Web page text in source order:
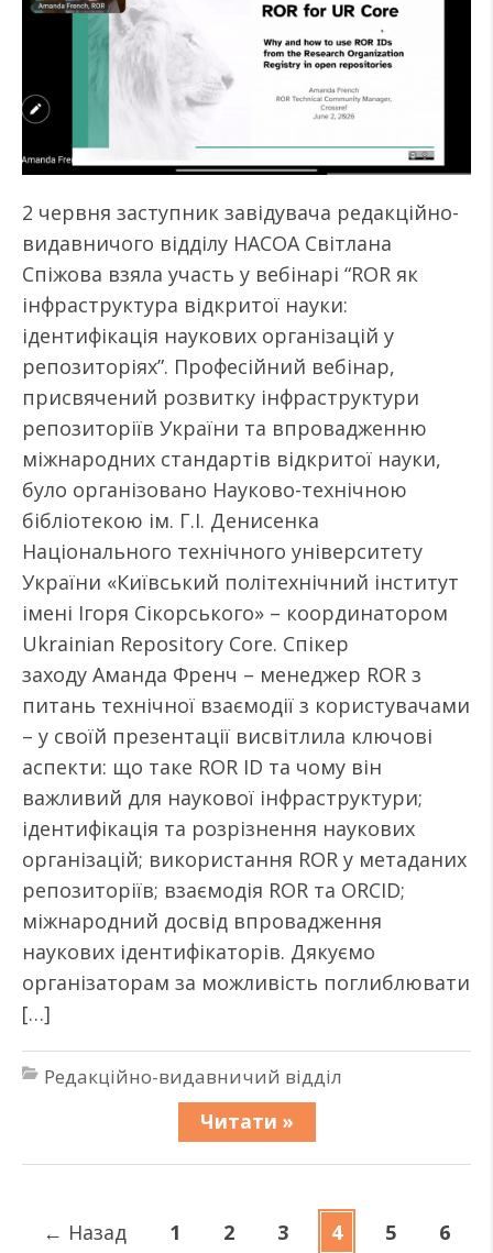
2 червня заступник завідувача редакційно-
видавничого відділу НАСОА Світлана
Спіжова взяла участь у вебінарі “ROR як
інфраструктура відкритої науки:
ідентифікація наукових організацій у
репозиторіях”. Професійний вебінар,
присвячений розвитку інфраструктури
репозиторіїв України та впровадженню
міжнародних стандартів відкритої науки,
було організовано Науково-технічною
бібліотекою ім. Г.І. Денисенка
Національного технічного університету
України «Київський політехнічний інститут
імені Ігоря Сікорського» – координатором
Ukrainian Repository Core. Спікер
заходу Аманда Френч – менеджер ROR з
питань технічної взаємодії з користувачами
– у своїй презентації висвітлила ключові
аспекти: що таке ROR ID та чому він
важливий для наукової інфраструктури;
ідентифікація та розрізнення наукових
організацій; використання ROR у метаданих
репозиторіїв; взаємодія ROR та ORCID;
міжнародний досвід впровадження
наукових ідентифікаторів. Дякуємо
організаторам за можливість поглиблювати
[…]
Редакційно-видавничий відділ
Читати »
← Назад 1 2 3 4 5 6